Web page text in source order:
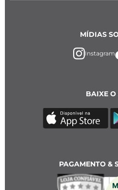
BAIXE O
MÍDIAS
Instagram
PAGAMENTO &